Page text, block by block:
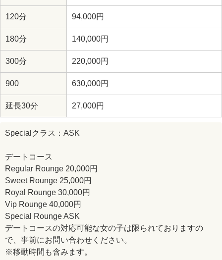
120分 94,000円
180分 140,000円
300分 220,000円
900 630,000円
延長30分 27,000円
Specialクラス：ASK
デートコース
Regular Rounge 20,000円
Sweet Rounge 25,000円
Royal Rounge 30,000円
Vip Rounge 40,000円
Special Rounge ASK
デートコースの対応可能な女の子は限られておりますの
で、事前にお問い合わせください。
※移動時間も含みます。